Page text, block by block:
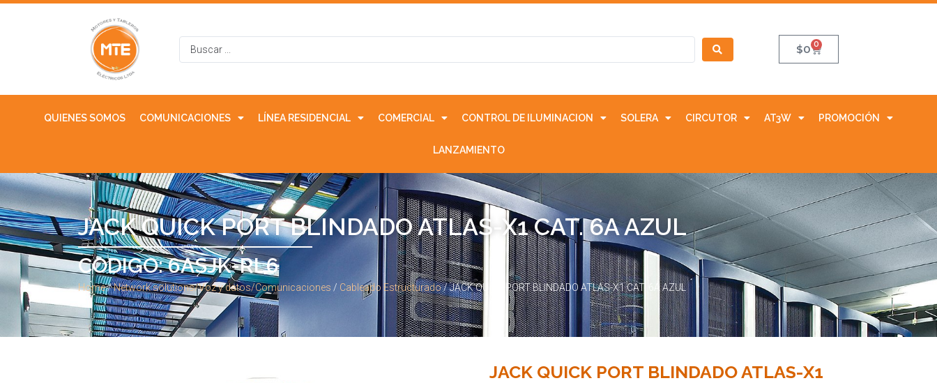
$0 0
QUIENES SOMOS COMUNICACIONES LÍNEA RESIDENCIAL COMERCIAL CONTROL DE ILUMINACION SOLERA CIRCUTOR AT3W PROMOCIÓN
LANZAMIENTO
JACK QUICK PORT BLINDADO ATLAS-X1 CAT. 6A AZUL
CODIGO: 6ASJK-RL6
Home/Network solutions/Voz y datos/Comunicaciones / Cableado Estructurado/ JACK QUICK PORT BLINDADO ATLAS-X1 CAT. 6A AZUL
JACK QUICK PORT BLINDADO ATLAS-X1